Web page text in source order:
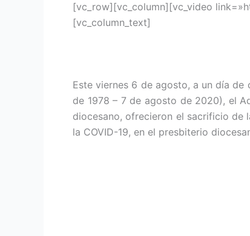
[vc_row][vc_column][vc_video
[vc_column_text]
Este viernes 6 de agosto, a un día
de 1978 – 7 de agosto de 2020), el
diocesano, ofrecieron el sacrificio de
la COVID-19, en el presbiterio